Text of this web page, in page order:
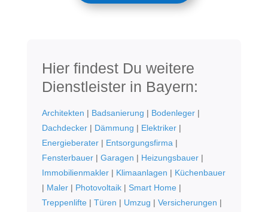
Hier findest Du weitere
Dienstleister in Bayern:
Architekten | Badsanierung | Bodenleger|
Dachdecker| Dämmung | Elektriker|
Energieberater| Entsorgungsfirma|
Fensterbauer| Garagen | Heizungsbauer|
Immobilienmakler| Klimaanlagen | Küchenbauer
| Maler| Photovoltaik| Smart Home|
Treppenlifte| Türen | Umzug | Versicherungen |